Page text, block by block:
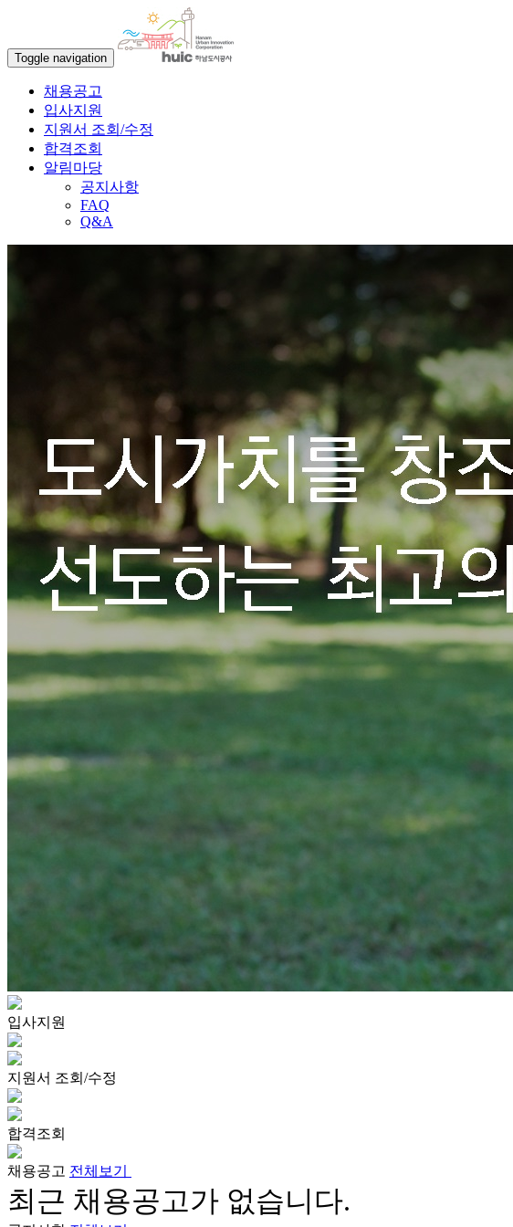
Toggle navigation
채용공고
입사지원
지원서 조회/수정
합격조회
알림마당
공지사항
FAQ
Q&A
입사지원
지원서 조회/수정
합격조회
채용공고 전체보기
최근 채용공고가 없습니다.